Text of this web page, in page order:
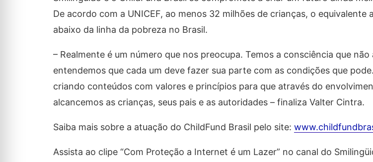
De acordo com a UNICEF, ao menos 32 milhões de crianças, o equivalente
abaixo da linha da pobreza no Brasil.
– Realmente é um número que nos preocupa. Temos a consciência que
entendemos que cada um deve fazer sua parte com as condições que
criando conteúdos com valores e princípios para que através do
alcancemos as crianças, seus pais e as autoridades – finaliza Valter Cintra.
Saiba mais sobre a atuação do ChildFund Brasil pelo site:
Assista ao clipe “Com Proteção a Internet é um Lazer” no canal do